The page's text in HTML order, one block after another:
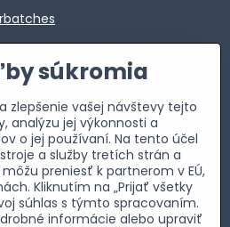
súkromia
zlepšenie vašej návštevy tejto
analýzu jej výkonnosti a
o jej používaní. Na tento účel
a služby tretích strán a
preniesť k partnerom v EÚ,
Kliknutím na „Prijať všetky
súhlas s týmto spracovaním.
informácie alebo upraviť